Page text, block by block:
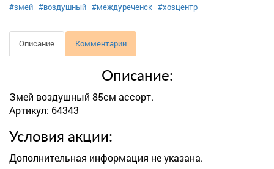
#змей #воздушный #междуреченск #хозцентр
Описание Комментарии
Описание:
Змей воздушный 85см ассорт.
Артикул: 64343
Условия акции:
Дополнительная информация не указана.